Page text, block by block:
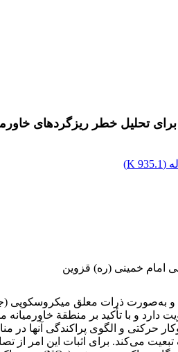
تحلیل خطر ریزگردهای
(
935.1 K
)
امام خمینی (ره) قزوین
و به‌صورت ذرات معلق
دارد و با تأکید بر منطقة
حرکتی و الگوی پراکندگی آنها در